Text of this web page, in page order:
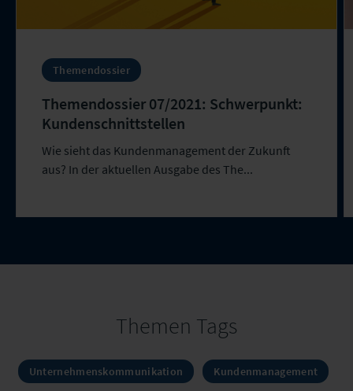
Themendossier
Themendossier 07/2021: Schwerpunkt:
Kundenschnittstellen
Wie sieht das Kundenmanagement der Zukunft
aus? In der aktuellen Ausgabe des The...
Themen Tags
Unternehmenskommunikation Kundenmanagement